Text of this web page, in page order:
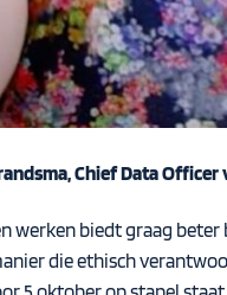
Chief DataOfficer
werken biedt graag beter
dieethisch